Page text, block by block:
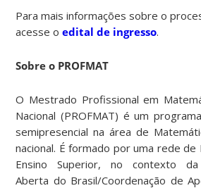
Para mais informações sobre o
acesse oedital de ingresso.
Sobre o PROFMAT
O Mestrado Profissional em
Nacional (PROFMAT) é um
semipresencial na área de
nacional. É formado por uma rede
Ensino Superior, no contexto da
Aberta do Brasil/Coordenação de